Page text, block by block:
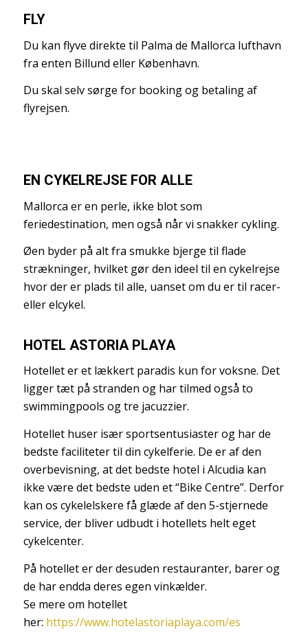
FLY
Du kan flyve direkte til Palma de Mallorca lufthavn
fra enten Billund eller København.
Du skal selv sørge for booking og betaling af
flyrejsen.
EN CYKELREJSE FOR ALLE
Mallorca er en perle, ikke blot som
feriedestination, men også når vi snakker cykling.
Øen byder på alt fra smukke bjerge til flade
strækninger, hvilket gør den ideel til en cykelrejse
hvor der er plads til alle, uanset om du er til racer-
eller elcykel.
HOTEL ASTORIA PLAYA
Hotellet er et lækkert paradis kun for voksne. Det
ligger tæt på stranden og har tilmed også to
swimmingpools og tre jacuzzier.
Hotellet huser især sportsentusiaster og har de
bedste faciliteter til din cykelferie. De er af den
overbevisning, at det bedste hotel i Alcudia kan
ikke være det bedste uden et “Bike Centre”. Derfor
kan os cykelelskere få glæde af den 5-stjernede
service, der bliver udbudt i hotellets helt eget
cykelcenter.
På hotellet er der desuden restauranter, barer og
de har endda deres egen vinkælder.
Se mere om hotellet
her: https://www.hotelastoriaplaya.com/es